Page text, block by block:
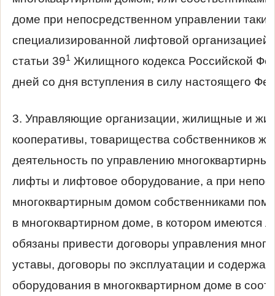
доме при непосредственном управлении
специализированной лифтовой
статьи 391Жилищного кодекса Российской
дней со дня вступления в силу настоящего
3. Управляющие организации, жилищные и
кооперативы, товарищества собственников
деятельность по управлению
лифты и лифтовое оборудование, а при
многоквартирным домом собственниками
в многоквартирном доме, в котором имеются
обязаны привести договоры управления
уставы, договоры по эксплуатации и
оборудования в многоквартирном доме в